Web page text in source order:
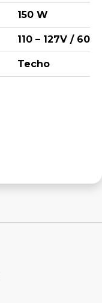
150 W
110 – 127V / 60
Techo